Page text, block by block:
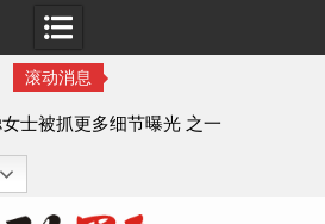
滚动消息
士被抓更多细节曝光 之一